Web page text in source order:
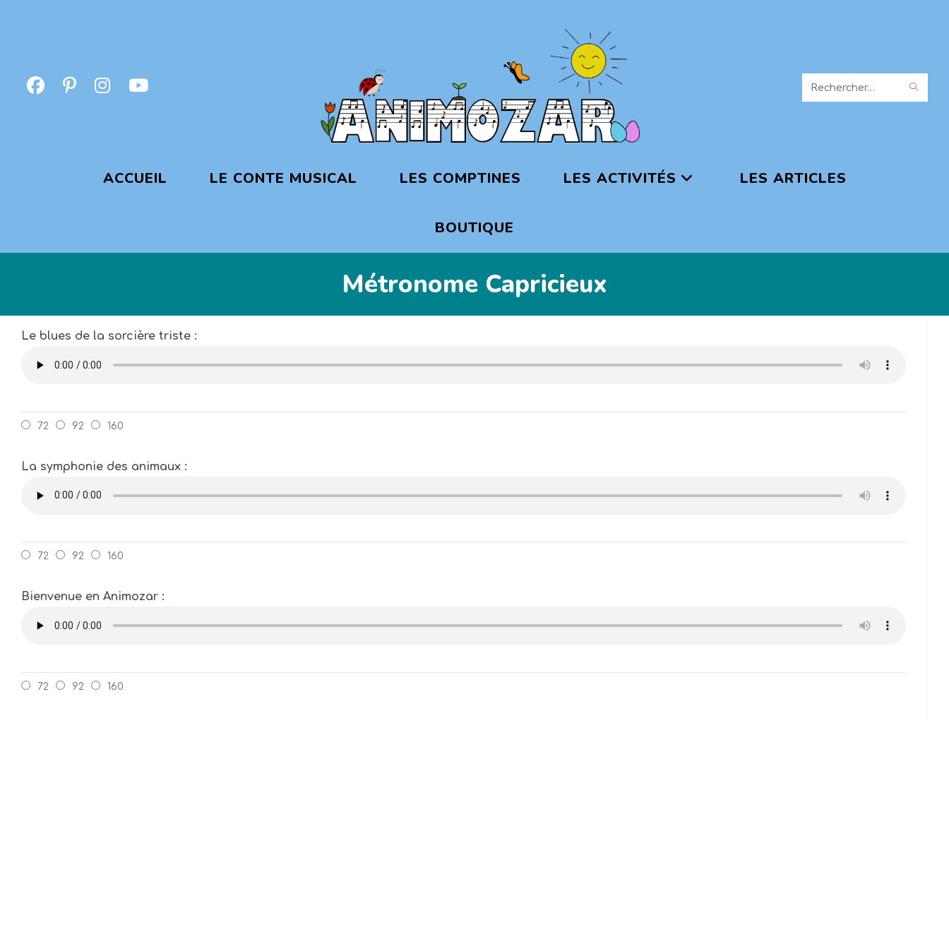
Rechercher
site
ACCUEIL LE CONTE MUSICAL LES COMPTINES LES ACTIVITÉS LES ARTICLES
BOUTIQUE
Métronome Capricieux
Le blues de la sorcière triste :
72 92 160
La symphonie des animaux :
72 92 160
Bienvenue en Animozar :
72 92 160